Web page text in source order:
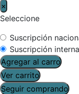
×
Seleccione
Suscripción
Suscripción
Agregar al carro
Ver carrito
Seguir comprando